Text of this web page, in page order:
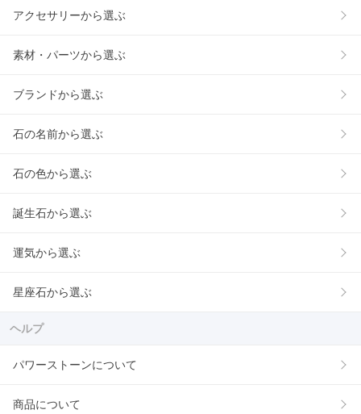
アクセサリーから選ぶ
素材・パーツから選ぶ
ブランドから選ぶ
石の名前から選ぶ
石の色から選ぶ
誕生石から選ぶ
運気から選ぶ
星座石から選ぶ
ヘルプ
パワーストーンについて
商品について